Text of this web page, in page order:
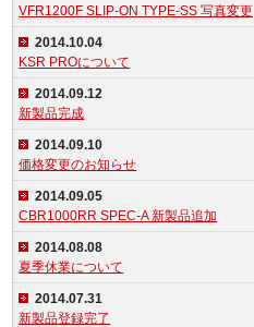
VFR1200F SLIP-ON TYPE-SS 写真変更
2014.10.04
KSR PROについて
2014.09.12
新製品完成
2014.09.10
価格変更のお知らせ
2014.09.05
CBR1000RR SPEC-A 新製品追加
2014.08.08
夏季休業について
2014.07.31
新製品登録完了